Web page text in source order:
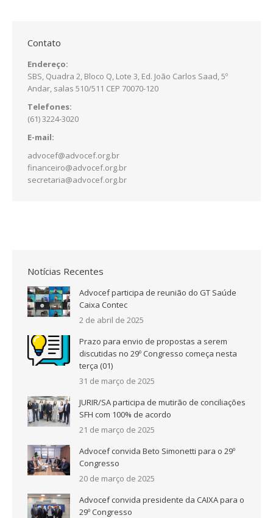
Contato
Endereço:
SBS, Quadra 2, Bloco Q, Lote 3, Ed. João Carlos Saad, 5º
Andar, salas 510/511 CEP 70070-120
Telefones:
(61) 3224-3020
E-mail:
advocef@advocef.org.br
financeiro@advocef.org.br
secretaria@advocef.org.br
Notícias Recentes
Advocef participa de reunião do GT Saúde
Caixa Contec
2 de abril de 2025
Prazo para envio de propostas a serem
discutidas no 29º Congresso começa nesta
terça (01)
31 de março de 2025
JURIR/SA participa de mutirão de conciliações
SFH com 100% de acordo
21 de março de 2025
Advocef convida Beto Simonetti para o 29º
Congresso
20 de março de 2025
Advocef convida presidente da CAIXA para o
29º Congresso